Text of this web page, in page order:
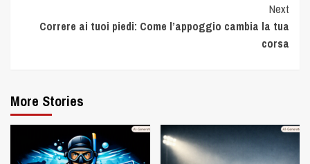
Next
Correre ai tuoi piedi: Come l’appoggio cambia la tua
corsa
More Stories